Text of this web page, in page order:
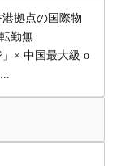
拠点の国際物
勤無
× 中国最大級 o